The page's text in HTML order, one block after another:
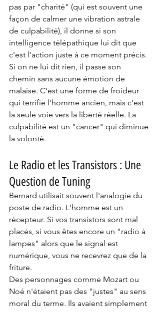
pas par "charité" (qui est souvent une
façon de calmer une vibration astrale
de culpabilité), il donne si son
intelligence télépathique lui dit que
c'est l'action juste à ce moment précis.
Si on ne lui dit rien, il passe son
chemin sans aucune émotion de
malaise. C'est une forme de froideur
qui terrifie l'homme ancien, mais c'est
la seule voie vers la liberté réelle. La
culpabilité est un "cancer" qui diminue
la volonté.
Le Radio et les Transistors : Une
Question de Tuning
Bernard utilisait souvent l'analogie du
poste de radio. L'homme est un
récepteur. Si vos transistors sont mal
placés, si vous êtes encore un "radio à
lampes" alors que le signal est
numérique, vous ne recevrez que de la
friture.
Des personnages comme Mozart ou
Noé n'étaient pas des "justes" au sens
moral du terme. Ils avaient simplement